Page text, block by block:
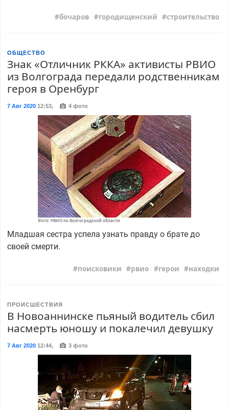
бочаров городищенский строительство
ОБЩЕСТВО
Знак «Отличник РККА» активисты РВИО
из Волгограда передали родственникам
героя в Оренбург
7 Авг 202012:53, 4 фото
Фото: РВИО по Волгоградской области
Младшая сестра успела узнать правду о брате до
своей смерти.
поисковики рвио герои находки
ПРОИСШЕСТВИЯ
В Новоаннинске пьяный водитель сбил
насмерть юношу и покалечил девушку
7 Авг 202012:44, 3 фото